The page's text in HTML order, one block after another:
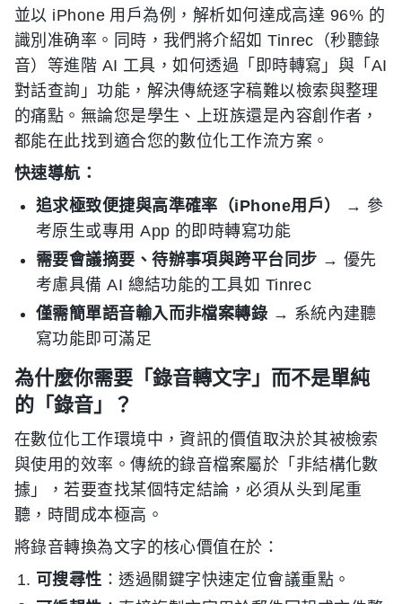
並以 iPhone 用戶為例，解析如何達成高達 96% 的
識別准确率。同時，我們將介紹如 Tinrec（秒聽錄
音）等進階 AI 工具，如何透過「即時轉寫」與「AI
對話查詢」功能，解決傳統逐字稿難以檢索與整理
的痛點。無論您是學生、上班族還是內容創作者，
都能在此找到適合您的數位化工作流方案。
快速導航：
追求極致便捷與高準確率（iPhone用戶）
→ 參
考原生或專用 App 的即時轉寫功能
需要會議摘要、待辦事項與跨平台同步 → 優先
考慮具備 AI 總結功能的工具如 Tinrec
僅需簡單語音輸入而非檔案轉錄 → 系統內建聽
寫功能即可滿足
為什麼你需要「錄音轉文字」而不是單純
的「錄音」？
在數位化工作環境中，資訊的價值取決於其被檢索
與使用的效率。傳統的錄音檔案屬於「非結構化數
據」，若要查找某個特定結論，必須从头到尾重
聽，時間成本極高。
將錄音轉換為文字的核心價值在於：
可搜尋性 ：透過關鍵字快速定位會議重點。